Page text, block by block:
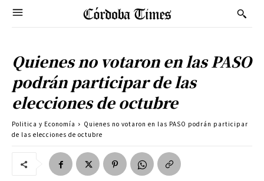
Quienes no votaron en las PASO
podrán participar de las
elecciones de octubre
Politica y Economía
Quienes no votaron en las PASO podrán participar
de las elecciones de octubre